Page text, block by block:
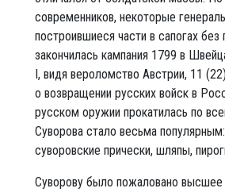
современников, некоторые
построившиеся части в сапогах
закончилась кампания 1799 в
I, видя вероломство Австрии, 11
о возвращении русских войск в
русском оружии прокатилась по
Суворова стало весьма
суворовские прически, шляпы,
Суворову было пожаловано высшее